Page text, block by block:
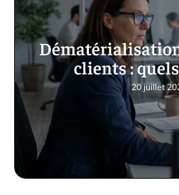
clients :
20 juillet